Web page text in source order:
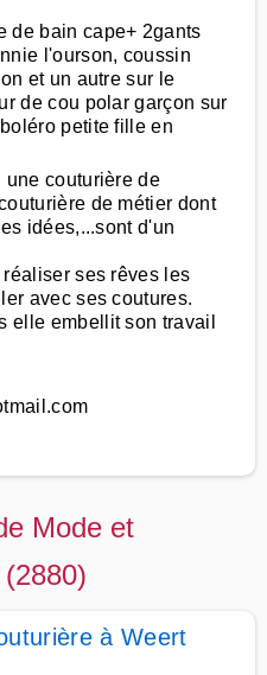
de bain cape+ 2gants
l'ourson, coussin
et un autre sur le
de cou polar garçon sur
petite fille en
une couturière de
de métier dont
idées,...sont d'un
ses rêves les
avec ses coutures.
elle embellit son travail
Mode et
à Weert